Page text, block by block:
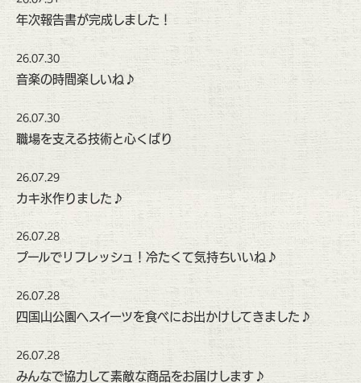
年次報告書が完成しました！
26.07.30
音楽の時間楽しいね♪
26.07.30
職場を支える技術と心くばり
26.07.29
カキ氷作りました♪
26.07.28
プールでリフレッシュ！冷たくて気持ちいいね♪
26.07.28
四国山公園へスイーツを食べにお出かけしてきました♪
26.07.28
みんなで協力して素敵な商品をお届けします♪